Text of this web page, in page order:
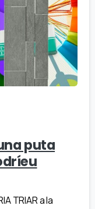
una puta
TRIAR a la